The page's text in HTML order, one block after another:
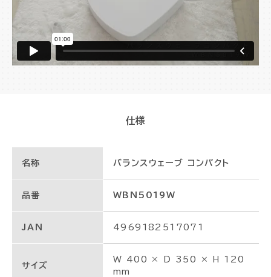
仕様
名称 バランスウェーブ コンパクト
品番 WBN5019W
JAN 4969182517071
サイズ
W 400 × D 350 × H 120
mm